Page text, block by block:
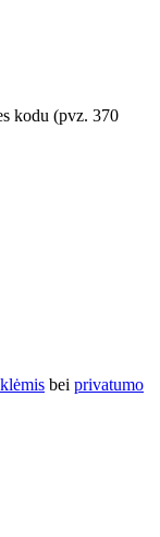
kodu (pvz. 370
bei privatumo